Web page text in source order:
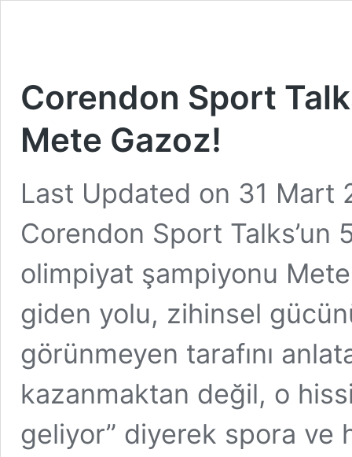
Corendon Sport
Mete Gazoz!
Last Updated on 31 Mart
Corendon Sport Talks’un
olimpiyat şampiyonu
giden yolu, zihinsel
görünmeyen tarafını
kazanmaktan değil, o
geliyor” diyerek spora ve